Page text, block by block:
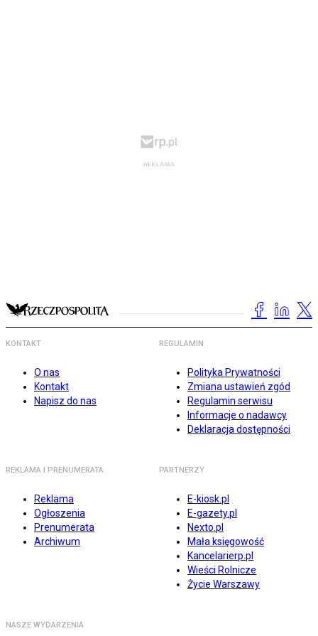
KONTAKT
O nas
Kontakt
Napisz do nas
REGULAMIN
Polityka Prywatności
Zmiana ustawień zgód
Regulamin serwisu
Informacje o nadawcy
Deklaracja dostępności
REKLAMA I PRENUMERATA
Reklama
Ogłoszenia
Prenumerata
Archiwum
PARTNERZY
E-kiosk.pl
E-gazety.pl
Nexto.pl
Mała księgowość
Kancelarierp.pl
Wieści Rolnicze
Życie Warszawy
NASZE WYDARZENIA